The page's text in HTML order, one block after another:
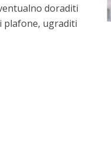
doraditi
plafone, ugraditi